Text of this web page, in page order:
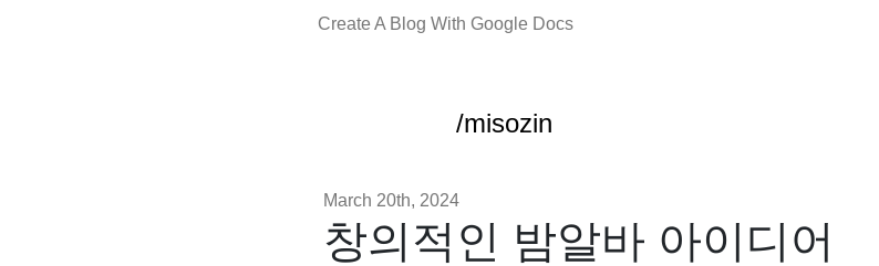
Create A Blog With Google Docs
/misozin
March 20th, 2024
창의적인 밤알바 아이디어